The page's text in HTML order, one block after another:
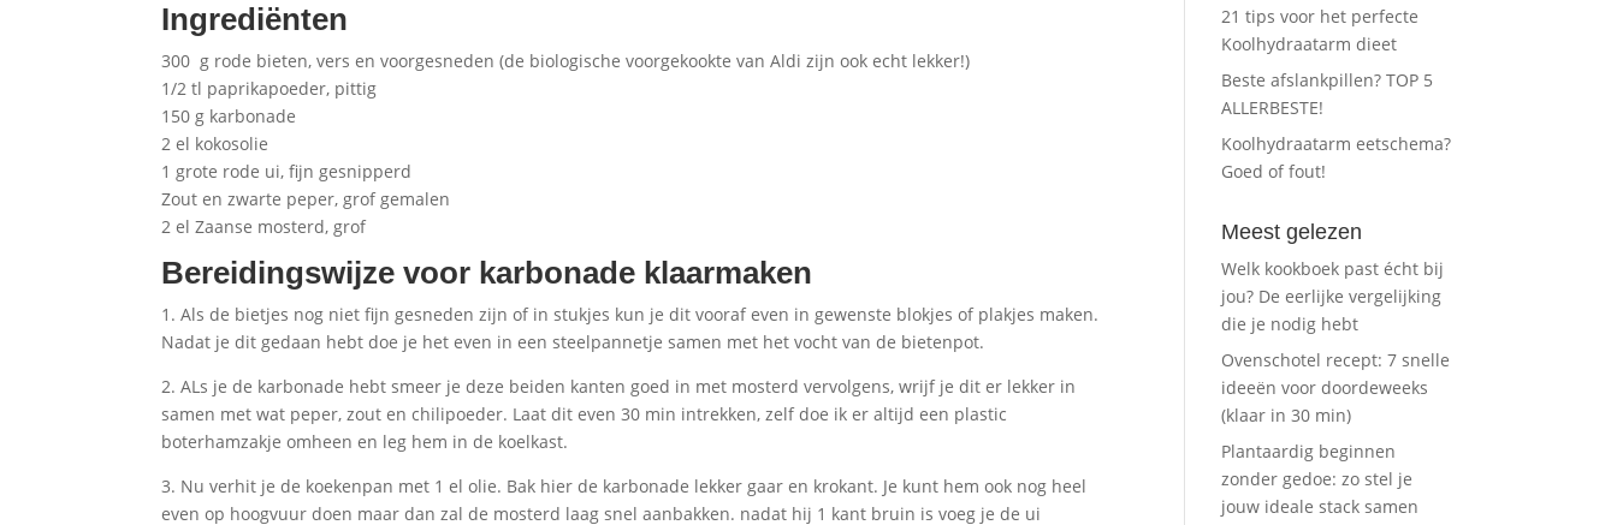
Ingrediënten
300 g rode bieten, vers en voorgesneden (de biologische voorgekookte van Aldi zijn ook echt lekker!)
1/2 tl paprikapoeder, pittig
150 g karbonade
2 el kokosolie
1 grote rode ui, fijn gesnipperd
Zout en zwarte peper, grof gemalen
2 el Zaanse mosterd, grof
Bereidingswijze voor karbonade klaarmaken
1. Als de bietjes nog niet fijn gesneden zijn of in stukjes kun je dit vooraf even in gewenste blokjes of plakjes maken.
Nadat je dit gedaan hebt doe je het even in een steelpannetje samen met het vocht van de bietenpot.
2. ALs je de karbonade hebt smeer je deze beiden kanten goed in met mosterd vervolgens, wrijf je dit er lekker in
samen met wat peper, zout en chilipoeder. Laat dit even 30 min intrekken, zelf doe ik er altijd een plastic
boterhamzakje omheen en leg hem in de koelkast.
3. Nu verhit je de koekenpan met 1 el olie. Bak hier de karbonade lekker gaar en krokant. Je kunt hem ook nog heel
even op hoogvuur doen maar dan zal de mosterd laag snel aanbakken. nadat hij 1 kant bruin is voeg je de ui
21 tips voor het perfecte
Koolhydraatarm dieet
Beste afslankpillen? TOP 5
ALLERBESTE!
Koolhydraatarm eetschema?
Goed of fout!
Meest gelezen
Welk kookboek past écht bij
jou? De eerlijke vergelijking
die je nodig hebt
Ovenschotel recept: 7 snelle
ideeën voor doordeweeks
(klaar in 30 min)
Plantaardig beginnen
zonder gedoe: zo stel je
jouw ideale stack samen